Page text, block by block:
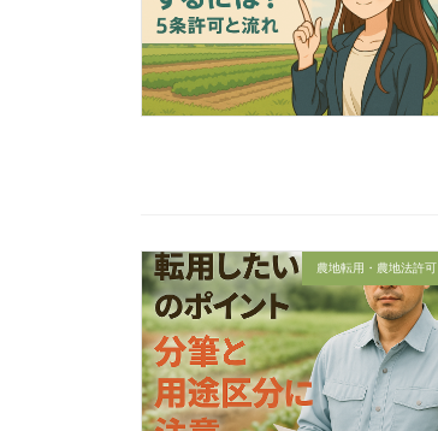
農地転用・農地法許可